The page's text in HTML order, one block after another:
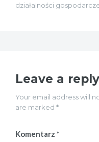
działalności
Leave a reply
Your email address will
are marked *
Komentarz *